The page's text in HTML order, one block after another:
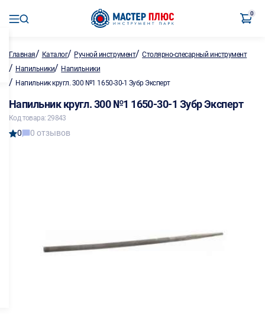
0
Главная/ Каталог/ Ручной инструмент/Столярно-слесарный инструмент
/ Напильники/ Напильники
/ Напильник кругл. 300 №1 1650-30-1 Зубр Эксперт
Напильник кругл. 300 №1 1650-30-1 Зубр Эксперт
Код товара: 29843
0 0 отзывов